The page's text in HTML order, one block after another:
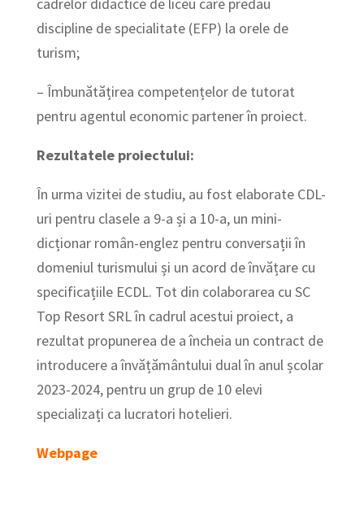
discipline de specialitate (EFP) la orele de
turism;
– Îmbunătățirea competențelor de tutorat
pentru agentul economic partener în proiect.
Rezultatele proiectului:
În urma vizitei de studiu, au fost elaborate CDL-
uri pentru clasele a 9-a și a 10-a, un mini-
dicționar român-englez pentru conversații în
domeniul turismului și un acord de învățare cu
specificațiile ECDL. Tot din colaborarea cu SC
Top Resort SRL în cadrul acestui proiect, a
rezultat propunerea de a încheia un contract de
introducere a învățământului dual în anul școlar
2023-2024, pentru un grup de 10 elevi
specializați ca lucratori hotelieri.
Webpage